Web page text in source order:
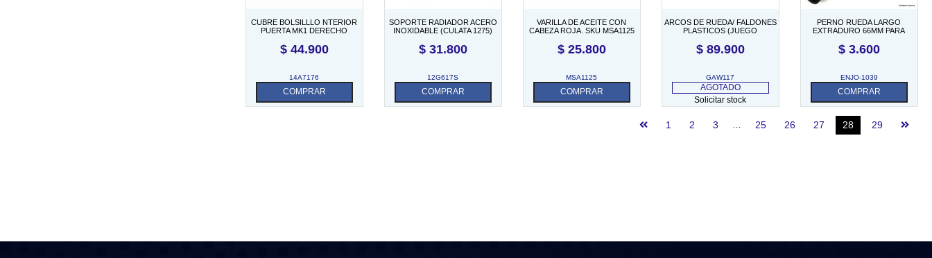
CUBRE BOLSILLLO NTERIOR
PUERTA MK1 DERECHO
$44.900
14A7176
COMPRAR
SOPORTE RADIADOR ACERO
INOXIDABLE (CULATA 1275)
$31.800
12G617S
COMPRAR
VARILLA DE ACEITE CON
CABEZA ROJA. SKU MSA1125
$25.800
MSA1125
COMPRAR
ARCOS DE RUEDA/ FALDONES
PLASTICOS (JUEGO
$89.900
GAW117
AGOTADO
Solicitar stock
PERNO RUEDA LARGO
EXTRADURO 66MM PARA
$3.600
ENJO-1039
COMPRAR
1 2 3 … 25 26 27 28 29